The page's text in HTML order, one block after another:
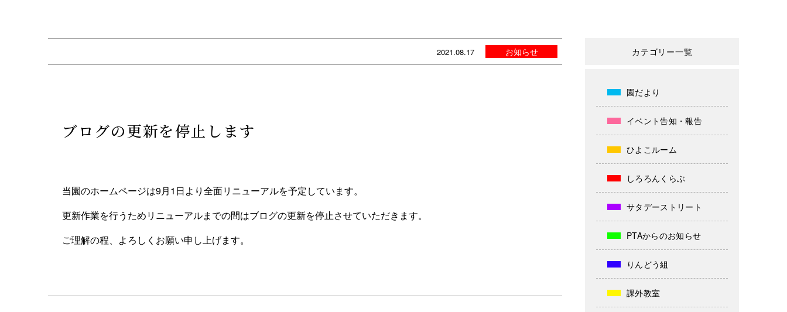
ブログの更新を停止します
2021.08.17 お知らせ
当園のホームページは9月1日より全面リニューアルを予定しています。
更新作業を行うためリニューアルまでの間はブログの更新を停止させていただきます。
ご理解の程、よろしくお願い申し上げます。
カテゴリー一覧
園だより
イベント告知・報告
ひよこルーム
しろろんくらぶ
サタデーストリート
PTAからのお知らせ
りんどう組
課外教室